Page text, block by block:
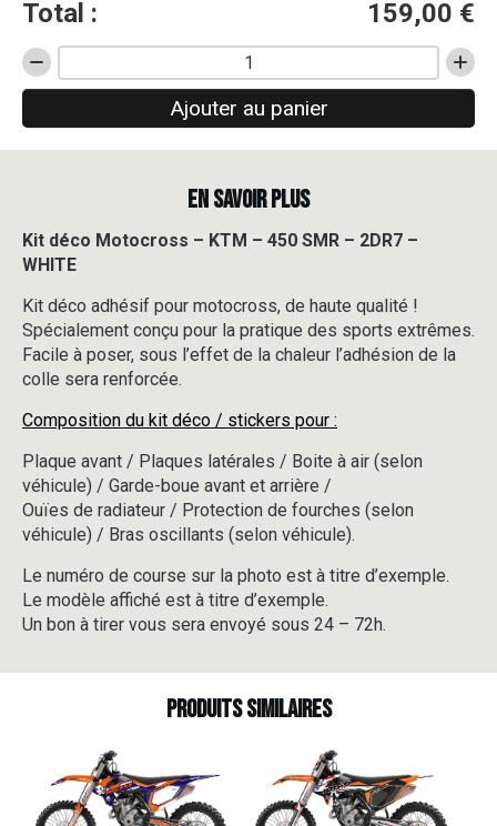
Total : 159,00 €
quantité
de
déco
Motocross
450
SMR
2DR7
-
WHITE
Ajouter au panier
EN SAVOIR PLUS
Kit déco Motocross – KTM – 450 SMR – 2DR7 –
WHITE
Kit déco adhésif pour motocross, de haute qualité !
Spécialement conçu pour la pratique des sports extrêmes.
Facile à poser, sous l’effet de la chaleur l’adhésion de la
colle sera renforcée.
Composition du kit déco / stickers pour :
Plaque avant / Plaques latérales / Boite à air (selon
véhicule) / Garde-boue avant et arrière /
Ouïes de radiateur / Protection de fourches (selon
véhicule) / Bras oscillants (selon véhicule).
Le numéro de course sur la photo est à titre d’exemple.
Le modèle affiché est à titre d’exemple.
Un bon à tirer vous sera envoyé sous 24 – 72h.
Produits similaires